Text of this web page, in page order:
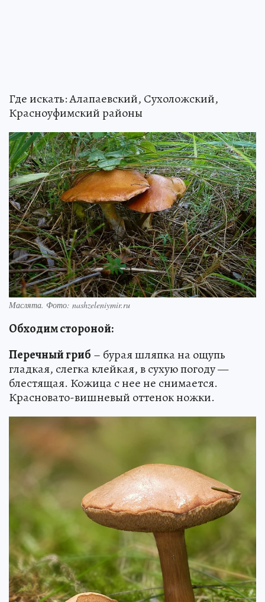
Где искать: Алапаевский, Сухоложский,
Красноуфимский районы
Маслята. Фото: nashzeleniymir.ru
Обходим стороной:
Перечный гриб – бурая шляпка на ощупь
гладкая, слегка клейкая, в сухую погоду —
блестящая. Кожица с нее не снимается.
Красновато-вишневый оттенок ножки.